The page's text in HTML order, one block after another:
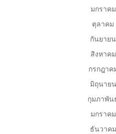
มกราค
ตุลาคม
กันยาย
สิงหาค
กรกฎาค
มิถุนาย
กุมภาพัน
มกราค
ธันวาค